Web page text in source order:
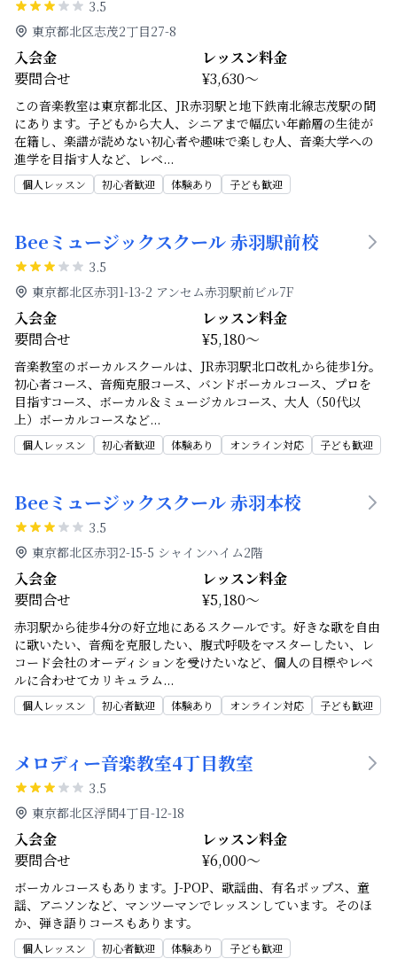
3.5
東京都北区志茂2丁目27-8
入会金
要問合せ
レッスン料金
¥3,630～
この音楽教室は東京都北区、JR赤羽駅と地下鉄南北線志茂駅の間
にあります。子どもから大人、シニアまで幅広い年齢層の生徒が
在籍し、楽譜が読めない初心者や趣味で楽しむ人、音楽大学への
進学を目指す人など、レベ...
個人レッスン 初心者歓迎 体験あり 子ども歓迎
Beeミュージックスクール 赤羽駅前校
3.5
東京都北区赤羽1-13-2 アンセム赤羽駅前ビル7F
入会金
要問合せ
レッスン料金
¥5,180～
音楽教室のボーカルスクールは、JR赤羽駅北口改札から徒歩1分。
初心者コース、音痴克服コース、バンドボーカルコース、プロを
目指すコース、ボーカル＆ミュージカルコース、大人（50代以
上）ボーカルコースなど...
個人レッスン 初心者歓迎 体験あり オンライン対応 子ども歓迎
Beeミュージックスクール 赤羽本校
3.5
東京都北区赤羽2-15-5 シャインハイム2階
入会金
要問合せ
レッスン料金
¥5,180～
赤羽駅から徒歩4分の好立地にあるスクールです。好きな歌を自由
に歌いたい、音痴を克服したい、腹式呼吸をマスターしたい、レ
コード会社のオーディションを受けたいなど、個人の目標やレベ
ルに合わせてカリキュラム...
個人レッスン 初心者歓迎 体験あり オンライン対応 子ども歓迎
メロディー音楽教室4丁目教室
3.5
東京都北区浮間4丁目-12-18
入会金
要問合せ
レッスン料金
¥6,000～
ボーカルコースもあります。J-POP、歌謡曲、有名ポップス、童
謡、アニソンなど、マンツーマンでレッスンしています。そのほ
か、弾き語りコースもあります。
個人レッスン 初心者歓迎 体験あり 子ども歓迎